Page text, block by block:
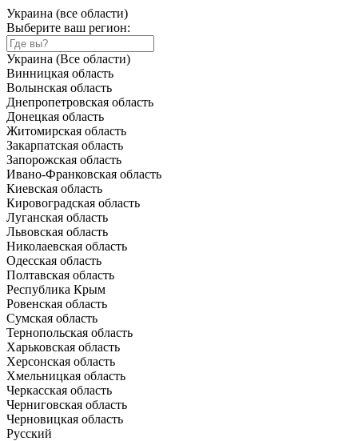
Украина (все области)
Выберите ваш регион:
Украина (Все области)
Винницкая область
Волынская область
Днепропетровская область
Донецкая область
Житомирская область
Закарпатская область
Запорожская область
Ивано-Франковская область
Киевская область
Кировоградская область
Луганская область
Львовская область
Николаевская область
Одесская область
Полтавская область
Республика Крым
Ровенская область
Сумская область
Тернопольская область
Харьковская область
Херсонская область
Хмельницкая область
Черкасская область
Черниговская область
Черновицкая область
Русский